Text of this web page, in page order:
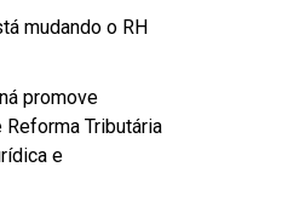
mudando o RH
promove
Tributária
e